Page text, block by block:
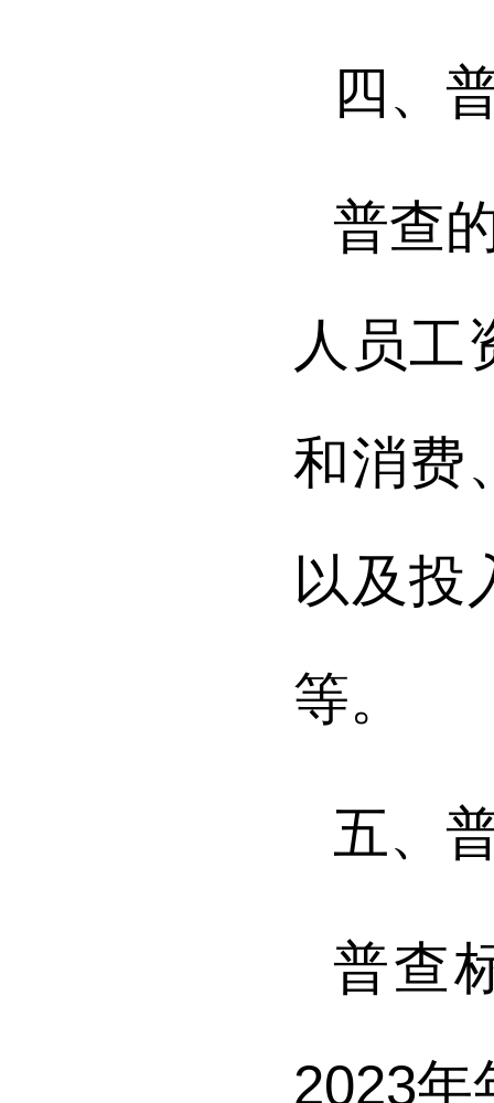
四、
普查
人员工
和消费
以及投
等。
五、
普查
2023年